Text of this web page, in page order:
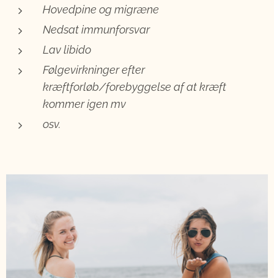
Hovedpine og migræne
Nedsat immunforsvar
Lav libido
Følgevirkninger efter
kræftforløb/forebyggelse af at kræft
kommer igen mv
osv.